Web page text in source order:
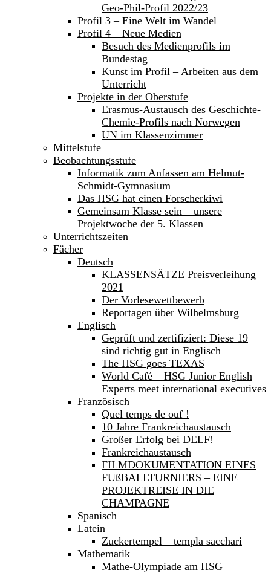
Geo-Phil-Profil 2022/23
Profil 3 – Eine Welt im Wandel
Profil 4 – Neue Medien
Besuch des Medienprofils im
Bundestag
Kunst im Profil – Arbeiten aus dem
Unterricht
Projekte in der Oberstufe
Erasmus-Austausch des Geschichte-
Chemie-Profils nach Norwegen
UN im Klassenzimmer
Mittelstufe
Beobachtungsstufe
Informatik zum Anfassen am Helmut-
Schmidt-Gymnasium
Das HSG hat einen Forscherkiwi
Gemeinsam Klasse sein – unsere
Projektwoche der 5. Klassen
Unterrichtszeiten
Fächer
Deutsch
KLASSENSÄTZE Preisverleihung
2021
Der Vorlesewettbewerb
Reportagen über Wilhelmsburg
Englisch
Geprüft und zertifiziert: Diese 19
sind richtig gut in Englisch
The HSG goes TEXAS
World Café – HSG Junior English
Experts meet international executives
Französisch
Quel temps de ouf !
10 Jahre Frankreichaustausch
Großer Erfolg bei DELF!
Frankreichaustausch
FILMDOKUMENTATION EINES
FUßBALLTURNIERS – EINE
PROJEKTREISE IN DIE
CHAMPAGNE
Spanisch
Latein
Zuckertempel – templa sacchari
Mathematik
Mathe-Olympiade am HSG